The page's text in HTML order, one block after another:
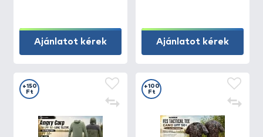
Ajánlatot kérek Ajánlatot kérek
+150
Ft
+100
Ft